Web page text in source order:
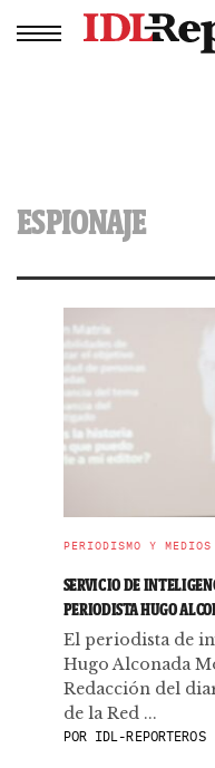
ESPIONAJE
PERIODISMO Y MEDIOS
SERVICIO DE
PERIODISTA HUGO
El periodista de
Hugo Alconada
Redacción del
de la Red ...
POR IDL-REPORTEROS